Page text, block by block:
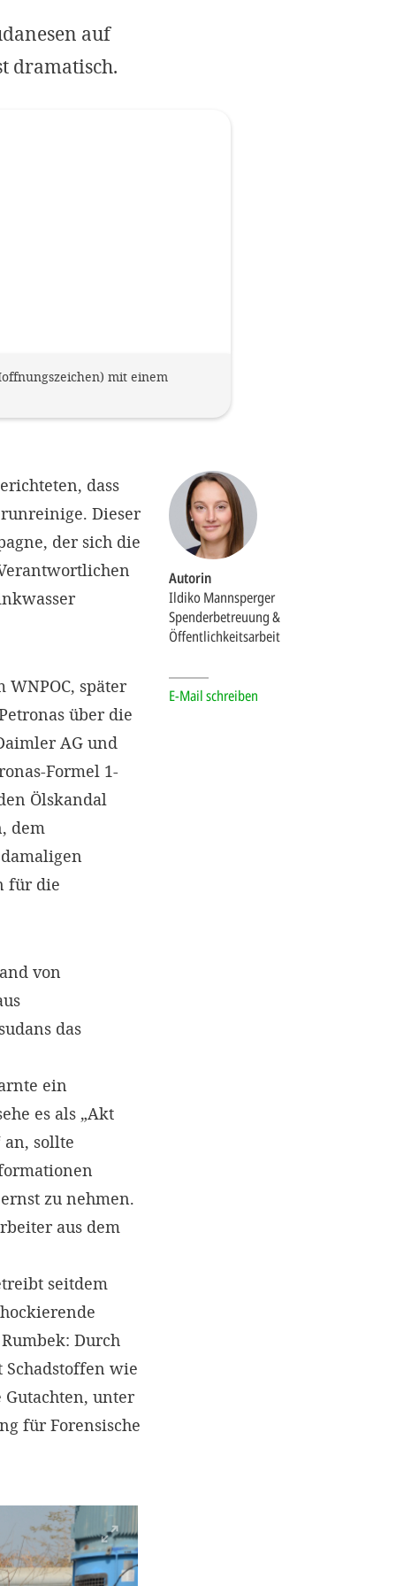
auf
dramatisch.
mit einem
Autorin
Ildiko Mannsperger
Spenderbetreuung &
Öffentlichkeitsarbeit
E-Mail schreiben
dass
Dieser
der sich die
später
über die
AG und
Formel 1-
Ölskandal
dem
für die
von
das
ein
es als „Akt
an, sollte
zu nehmen.
aus dem
seitdem
Durch
Schadstoffen wie
unter
für Forensische
OPTIONALE ABLEHNEN